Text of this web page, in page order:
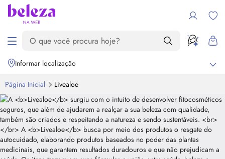
Informar localização
Página Inicial Livealoe